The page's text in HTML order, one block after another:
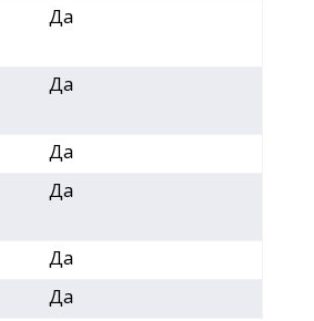
Да
Да
Да
Да
Да
Да